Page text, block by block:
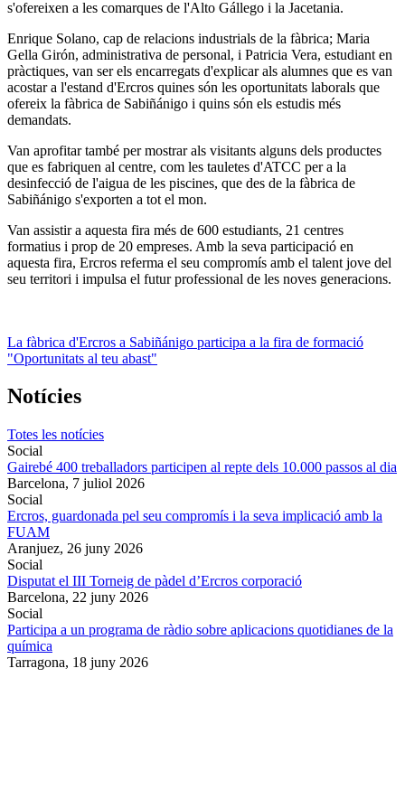
s'ofereixen a les comarques de l'Alto Gállego i la Jacetania.
Enrique Solano, cap de relacions industrials de la fàbrica; Maria
Gella Girón, administrativa de personal, i Patricia Vera, estudiant en
pràctiques, van ser els encarregats d'explicar als alumnes que es van
acostar a l'estand d'Ercros quines són les oportunitats laborals que
ofereix la fàbrica de Sabiñánigo i quins són els estudis més
demandats.
Van aprofitar també per mostrar als visitants alguns dels productes
que es fabriquen al centre, com les tauletes d'ATCC per a la
desinfecció de l'aigua de les piscines, que des de la fàbrica de
Sabiñánigo s'exporten a tot el mon.
Van assistir a aquesta fira més de 600 estudiants, 21 centres
formatius i prop de 20 empreses. Amb la seva participació en
aquesta fira, Ercros referma el seu compromís amb el talent jove del
seu territori i impulsa el futur professional de les noves generacions.
La fàbrica d'Ercros a Sabiñánigo participa a la fira de formació
"Oportunitats al teu abast"
Notícies
Totes les notícies
Social
Gairebé 400 treballadors participen al repte dels 10.000 passos al dia
Barcelona, 7 juliol 2026
Social
Ercros, guardonada pel seu compromís i la seva implicació amb la
FUAM
Aranjuez, 26 juny 2026
Social
Disputat el III Torneig de pàdel d’Ercros corporació
Barcelona, 22 juny 2026
Social
Participa a un programa de ràdio sobre aplicacions quotidianes de la
química
Tarragona, 18 juny 2026